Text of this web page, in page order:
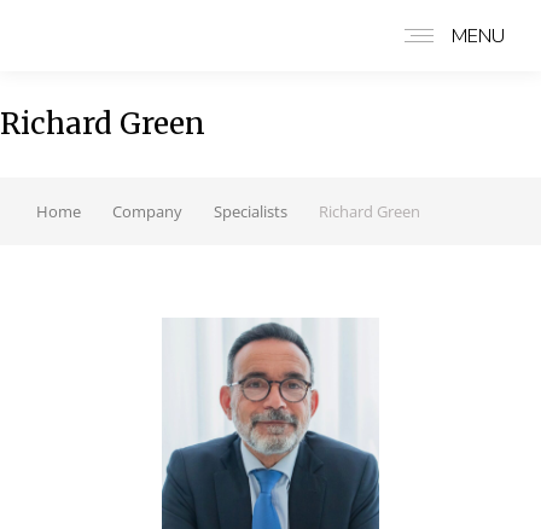
MENU
Richard Green
Home Company Specialists Richard Green